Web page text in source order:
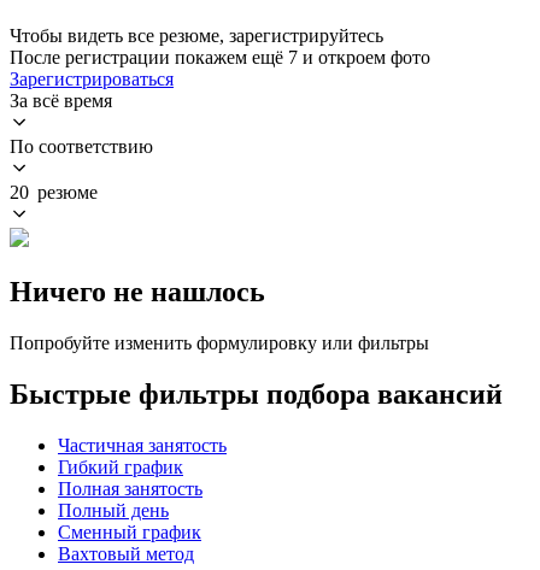
Чтобы видеть все резюме, зарегистрируйтесь
После регистрации покажем ещё 7 и откроем фото
Зарегистрироваться
За всё время
По соответствию
20 резюме
Ничего не нашлось
Попробуйте изменить формулировку или фильтры
Быстрые фильтры подбора вакансий
Частичная занятость
Гибкий график
Полная занятость
Полный день
Сменный график
Вахтовый метод